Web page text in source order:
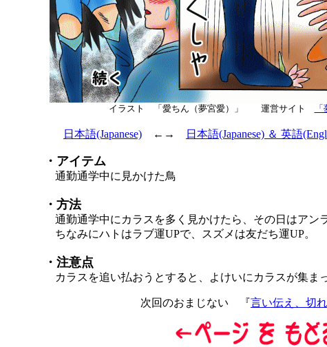
イラスト 「愛ちん（夢宮愛）」 運営サイト
日本語(Japanese) ←→ 日本語(Japanese) ＆ 英語
・アイテム
通勤通学中に見かけた鳥
・方法
通勤通学中にカラスを多く見かけたら、その日はアン
ちなみにハトはラブ運UPで、スズメは友だち運UP。
・注意点
カラスを追い払おうとすると、よけいにカラスが集ま
次回のおまじない 『言い伝え、切